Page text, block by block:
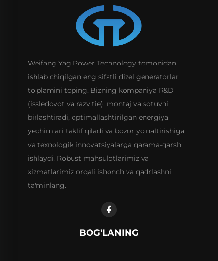
Weifang Yag Power Technology tomonidan
ishlab chiqilgan eng sifatli dizel generatorlar
to'plamini toping. Bizning kompaniya R&D
(issledovot va razvitie), montaj va sotuvni
birlashtiradi, optimallashtirilgan energiya
yechimlari taklif qiladi va bozor yo'naltirishiga
va texnologik innovatsiyalarga qarama-qarshi
ishlaydi. Robust mahsulotlarimiz va
xizmatlarimiz orqali ishonch va qadrlashni
ta'minlang.
BOG'LANING